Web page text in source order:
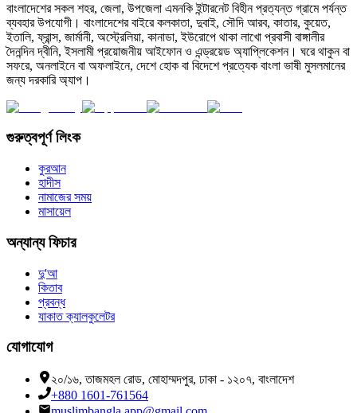
বাংলাদেশের সকল শহর, জেলা, উপজেলা এমনকি ইন্টারনেট বিহীন প্রত্যন্ত গ্রামে পর্যন্ত
ব্যবহার উপযোগী। বাংলাদেশের বাইরে কলকাতা, দুবাই, সৌদি আরব, কাতার, কুয়েত,
ইতালি, ফ্রান্স, জার্মানী, অস্ট্রেলিয়া, কানাডা, ইউরোপে থাকা লাখো প্রবাসী বাঙ্গালীর
দৈনন্দিন দ্বীনি, ইসলামী প্রয়োজনীয় আইফোন ও এন্ড্রয়েড অ্যাপ্লিকেশন। ঘরে থাকুন বা
সফরে, অনলাইনে বা অফলাইনে, দেশে হোক বা বিদেশে প্রত্যেক বাংলা ভাষী মুসলমানের
জন্য দরকারি অ্যাপ।
গুরুত্বপূর্ণ লিংক
কুরআন
হাদীস
নামাজের সময়
মাসায়েল
অন্যান্য ফিচার
দু'আ
কিতাব
প্রবন্ধ
যাকাত ক্যালকুলেটর
যোগাযোগ
২০/১৬, তাজমহল রোড, মোহাম্মদপুর, ঢাকা - ১২০৭, বাংলাদেশ
+880 1601-761564